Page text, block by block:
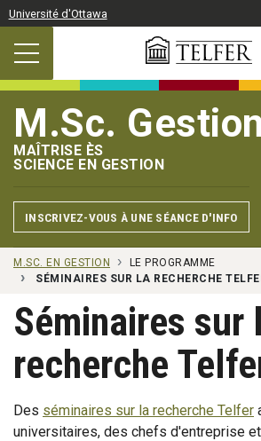
Passer au contenu principal
Université d'Ottawa
M.Sc. Gestion
MAÎTRISE ÈS
SCIENCE EN GESTION
INSCRIVEZ-VOUS À UNE SÉANCE D'INFO
M.SC. EN GESTION
LE PROGRAMME
SÉMINAIRES SUR LA RECHERCHE
Séminaires sur
recherche
Des séminaires sur la recherche Telfer
universitaires, des chefs d'entreprise